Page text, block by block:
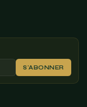
S'ABONNER